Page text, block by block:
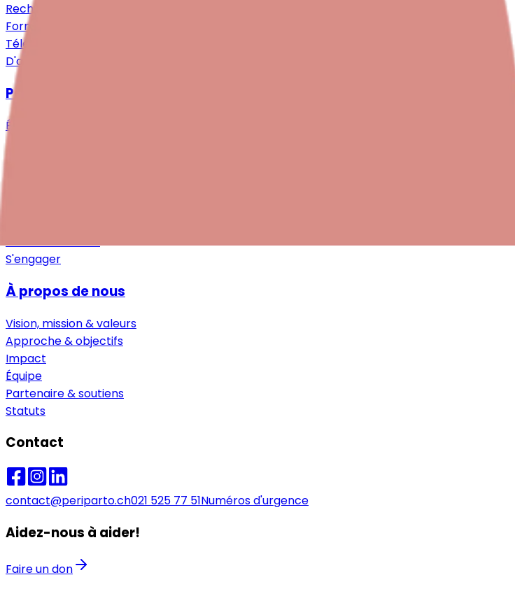
Recherche
Formations continues
Téléchargements
D'autres ressources
Pour les employeur·euse·s
Étude
Devenir membre
S'engager
À propos de nous
Vision, mission & valeurs
Approche & objectifs
Impact
Équipe
Partenaire & soutiens
Statuts
Contact
contact@periparto.ch021 525 77 51Numéros d'urgence
Aidez-nous à aider!
Faire un don